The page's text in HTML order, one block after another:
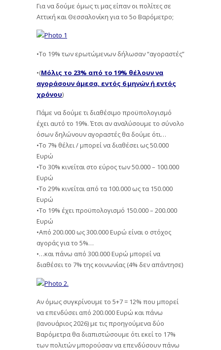
Για να δούμε όμως τι μας είπαν οι πολίτες σε
Αττική και Θεσσαλονίκη για το 5ο Βαρόμετρο;
•Το 19% των ερωτώμενων δήλωσαν “αγοραστές”
•(Μόλις το 23% από το 19% θέλουν να
αγοράσουν άμεσα, εντός 6 μηνών ή εντός
χρόνου)
Πάμε να δούμε τι διαθέσιμο προϋπολογισμό
έχει αυτό το 19%. Έτσι αν αναλύσουμε το σύνολο
όσων δηλώνουν αγοραστές θα δούμε ότι…
•Το 7% θέλει / μπορεί να διαθέσει ως 50.000
Ευρώ
•Το 30% κινείται στο εύρος των 50.000 – 100.000
Ευρώ
•Το 29% κινείται από τα 100.000 ως τα 150.000
Ευρώ
•Το 19% έχει προϋπολογισμό 150.000 – 200.000
Ευρώ
•Από 200.000 ως 300.000 Ευρώ είναι ο στόχος
αγοράς για το 5%…
•…και πάνω από 300.000 Ευρώ μπορεί να
διαθέσει το 7% της κοινωνίας (4% δεν απάντησε)
Αν όμως συγκρίνουμε το 5+7 = 12% που μπορεί
να επενδύσει από 200.000 Ευρώ και πάνω
(Ιανουάριος 2026) με τις προηγούμενα δύο
Βαρόμετρα θα διαπιστώσουμε ότι εκεί το 17%
των πολιτών μπορούσαν να επενδύσουν πάνω